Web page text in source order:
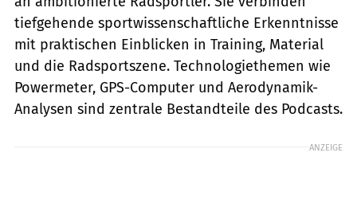
tiefgehende sportwissenschaftliche Erkenntnisse
mit praktischen Einblicken in Training, Material
und die Radsportszene. Technologiethemen wie
Powermeter, GPS-Computer und Aerodynamik-
Analysen sind zentrale Bestandteile des Podcasts.
ANZEIGE